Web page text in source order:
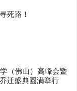
死路！
（佛山）高峰会暨
迁盛典圆满举行